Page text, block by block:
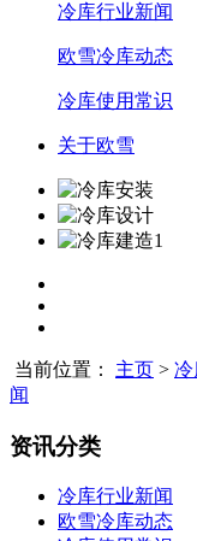
冷库行业新闻
欧雪冷库动态
冷库使用常识
关于欧雪
当前位置： 主页 > 冷
闻
资讯分类
冷库行业新闻
欧雪冷库动态